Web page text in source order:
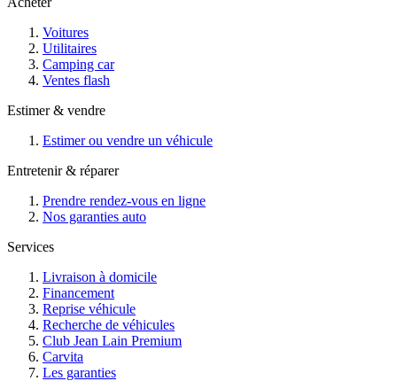
Voitures
Utilitaires
Camping car
Ventes flash
Estimer & vendre
Estimer ou vendre un véhicule
Entretenir & réparer
Prendre rendez-vous en ligne
Nos garanties auto
Services
Livraison à domicile
Financement
Reprise véhicule
Recherche de véhicules
Club Jean Lain Premium
Carvita
Les garanties